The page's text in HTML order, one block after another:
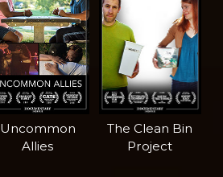
Uncommon
Allies
The Clean Bin
Project